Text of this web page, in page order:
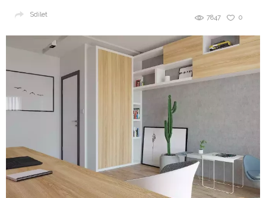
0
7847
Sdílet